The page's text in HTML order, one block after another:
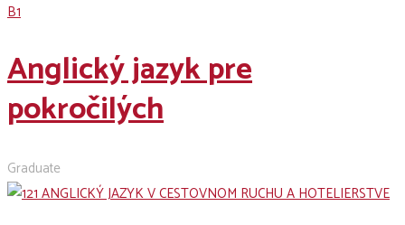
B1
Anglický jazyk pre
pokročilých
Graduate